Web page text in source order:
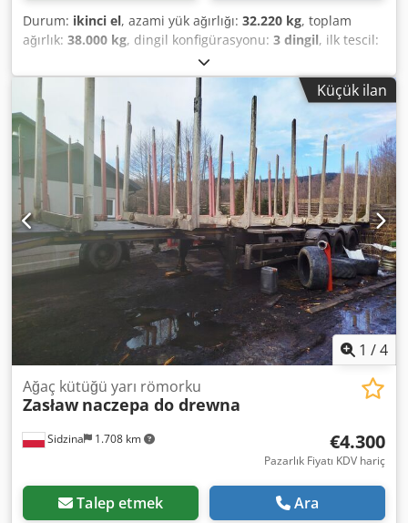
Durum: ikinci el, azami yük ağırlığı: 32.220 kg, toplam
ağırlık: 38.000 kg, dingil konfigürasyonu: 3 dingil, ilk tescil:
, * Schwarzmüller 3 Dingilli Treyler * Model: Y
Serisi * Araç Tipi: Yataklı Treyler Crjdpezqivyefx Abzef *
Renk: Gri * Boş Ağırlık: 5.780 kg * İzin Verilen Toplam
Ağırlık: 38.000 kg * Yük Kapasitesi: 32.220 kg * Dingil Yükü:
12.000 kg * Maksimum Hız: 100 km/sa * Yapı:
Güçlendirilmiş Yan Profiller * Her biri 9.000 kg dingil
yüküne sahip 3 dingil * Lastikler: 385/65 R22.5 * Sağlam
güçlendirilmiş yan profil yapısı, ahşap, çelik ve uzun
malzemelerin taşınması için idealdir. * İlk Kayıt Tarihi:
12.09.2011
Küçük ilan
1 /4
Sidzina 1.708 km
Ağaç kütüğü yarı römorku
Zasław naczepa do drewna
€4.300
Pazarlık Fiyatı KDV hariç
Talep etmek Ara